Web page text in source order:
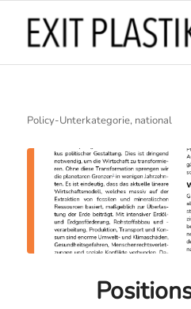
Policy-Unterkategorie, national